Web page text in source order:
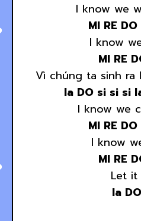
I know we
MI RE
I know
MI RE
Vì chúng ta sinh
la DO si si si
I know we
MI RE
I know
MI RE
Let it
la